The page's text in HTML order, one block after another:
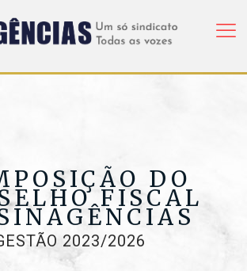
DO
FISCAL
2023/2026